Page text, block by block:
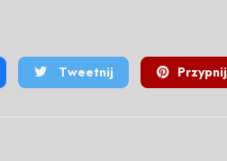
Tweetnij Przypnij